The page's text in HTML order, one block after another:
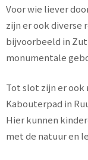
Voor wie liever
zijn er ook diverse
bijvoorbeeld in
monumentale
Tot slot zijn er ook
Kabouterpad in
Hier kunnen
met de natuur en